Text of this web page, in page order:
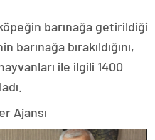
barınağa getirildiği
bırakıldığını,
ile ilgili 1400
Ajansı